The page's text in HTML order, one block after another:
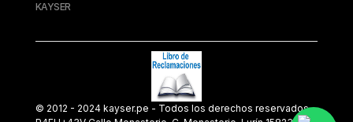
KAYSER
© 2012 - 2024 kayser.pe - Todos los derechos reservados.